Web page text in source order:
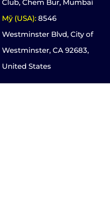
Club, Chem Bur, Mumbai
Mỹ (USA): 8546
Westminster Blvd, City of
Westminster, CA 92683,
United States